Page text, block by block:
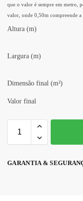
que o valor é sempre em metro,
valor, onde 0,50m compreende a
Altura (m)
Largura (m)
Dimensão final (m²)
Valor final
GARANTIA &